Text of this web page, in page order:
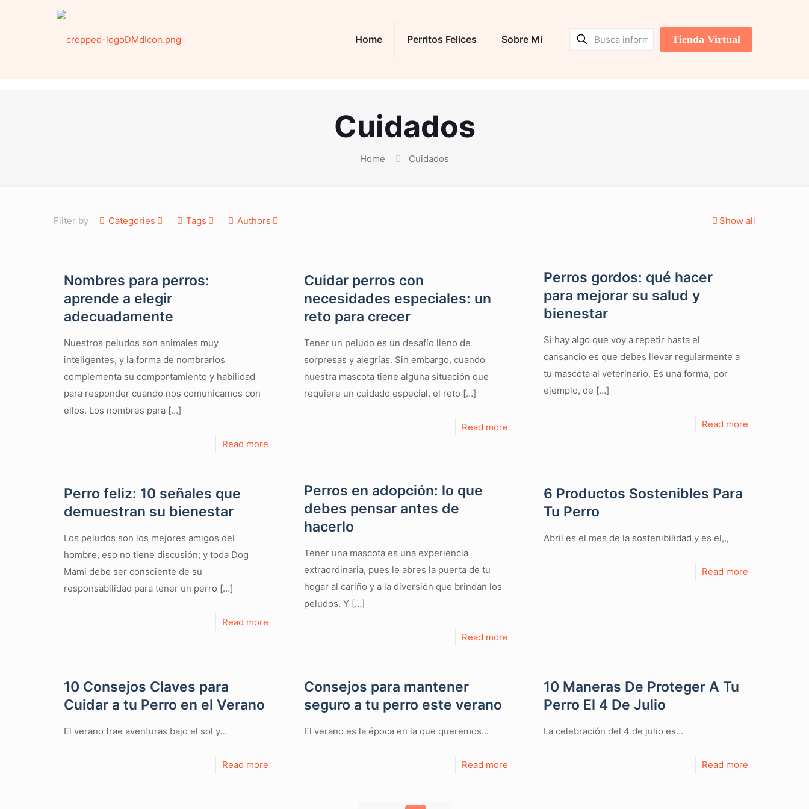
Home Perritos Felices Sobre Mi Tienda Virtual
Cuidados
Home Cuidados
Filter by Categories Tags Authors Show all
Nombres para perros:
aprende a elegir
adecuadamente
Nuestros peludos son animales muy
inteligentes, y la forma de nombrarlos
complementa su comportamiento y habilidad
para responder cuando nos comunicamos con
ellos. Los nombres para[…]
Read more
Cuidar perros con
necesidades especiales: un
reto para crecer
Tener un peludo es un desafío lleno de
sorpresas y alegrías. Sin embargo, cuando
nuestra mascota tiene alguna situación que
requiere un cuidado especial, el reto […]
Read more
Perros gordos: qué hacer
para mejorar su salud y
bienestar
Si hay algo que voy a repetir hasta el
cansancio es que debes llevar regularmente a
tu mascota al veterinario. Es una forma, por
ejemplo, de […]
Read more
Perro feliz: 10 señales que
demuestran su bienestar
Los peludos son los mejores amigos del
hombre, eso no tiene discusión; y toda Dog
Mami debe ser consciente de su
responsabilidad para tener un perro […]
Read more
Perros en adopción: lo que
debes pensar antes de
hacerlo
Tener una mascota es una experiencia
extraordinaria, pues le abres la puerta de tu
hogar al cariño y a la diversión que brindan los
peludos. Y[…]
Read more
6 Productos Sostenibles Para
Tu Perro
Abril es el mes de la sostenibilidad y es el,,,
Read more
10 Consejos Claves para
Cuidar a tu Perro en el Verano
El verano trae aventuras bajo el sol y...
Read more
Consejos para mantener
seguro a tu perro este verano
El verano es la época en la que queremos...
Read more
10 Maneras De Proteger A Tu
Perro El 4 De Julio
La celebración del 4 de julio es...
Read more